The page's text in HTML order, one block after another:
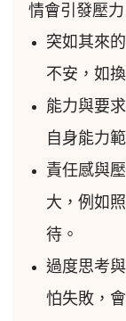
情會引發壓
突如其來
不安，如
能力與要
自身能力
責任感與
大，例如
待。
過度思考
怕失敗，